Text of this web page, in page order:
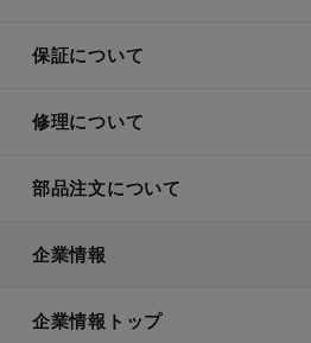
保証について
修理について
部品注文について
企業情報
企業情報トップ